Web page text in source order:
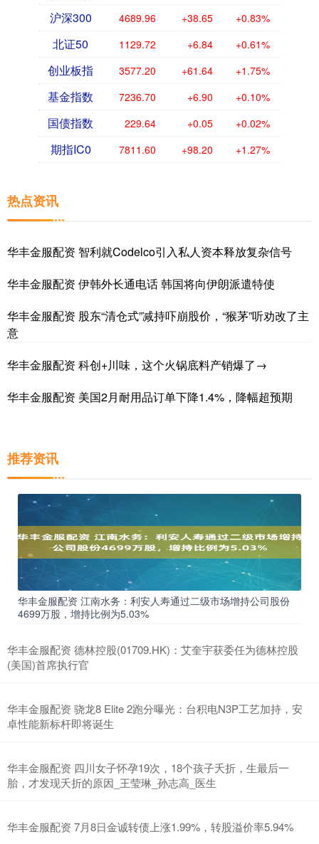
沪深300 4689.96 +38.65 +0.83%
北证50 1129.72 +6.84 +0.61%
创业板指 3577.20 +61.64 +1.75%
基金指数 7236.70 +6.90 +0.10%
国债指数 229.64 +0.05 +0.02%
期指IC0 7811.60 +98.20 +1.27%
热点资讯
华丰金服配资 智利就Codelco引入私人资本释放复杂信号
华丰金服配资 伊韩外长通电话 韩国将向伊朗派遣特使
华丰金服配资 股东“清仓式”减持吓崩股价，“猴茅”听劝改了主
意
华丰金服配资 科创+川味，这个火锅底料产销爆了→
华丰金服配资 美国2月耐用品订单下降1.4%，降幅超预期
推荐资讯
华丰金服配资 江南水务：利安人寿通过二级市场增持公司股份
4699万股，增持比例为5.03%
华丰金服配资 德林控股(01709.HK)：艾奎宇获委任为德林控股
(美国)首席执行官
华丰金服配资 骁龙8 Elite 2跑分曝光：台积电N3P工艺加持，安
卓性能新标杆即将诞生
华丰金服配资 四川女子怀孕19次，18个孩子夭折，生最后一
胎，才发现夭折的原因_王莹琳_孙志高_医生
华丰金服配资 7月8日金诚转债上涨1.99%，转股溢价率5.94%